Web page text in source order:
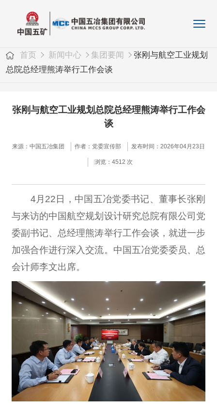
首页 新闻中心 集团要闻
张刚与航空工业规划
总院总经理熊涛举行工作会谈
张刚与航空工业规划总院总经理熊涛举行工作会
谈
来源：中国五冶集团 作者：党委宣传部 发布时间：2026年04月23日
浏览：4512 次
4月22日，中国五冶党委书记、董事长张刚
与来访的中国航空规划设计研究总院有限公司党
委副书记、总经理熊涛举行工作会谈，就进一步
加强合作进行深入交流。中国五冶党委委员、总
会计师李文出席。